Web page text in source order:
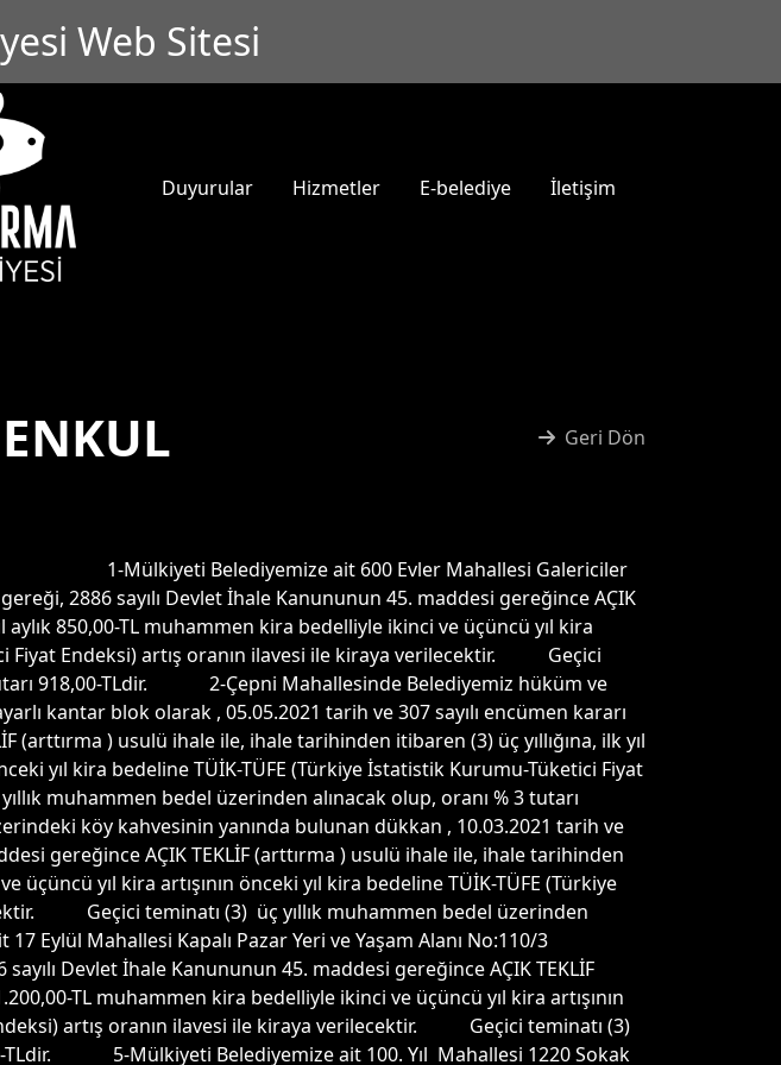
Web Sitesi
Duyurular Hizmetler E-belediye İletişim
Geri Dön
1-Mülkiyeti Belediyemize ait 600 Evler Mahallesi Galericiler
2886 sayılı Devlet İhale Kanununun 45. maddesi gereğince AÇIK
850,00-TL muhammen kira bedelliyle ikinci ve üçüncü yıl kira
Fiyat Endeksi) artış oranın ilavesi ile kiraya verilecektir. Geçici
918,00-TLdir. 2-Çepni Mahallesinde Belediyemiz hüküm ve
kantar blok olarak , 05.05.2021 tarih ve 307 sayılı encümen kararı
(arttırma ) usulü ihale ile, ihale tarihinden itibaren (3) üç yıllığına, ilk yıl
yıl kira bedeline TÜİK-TÜFE (Türkiye İstatistik Kurumu-Tüketici Fiyat
muhammen bedel üzerinden alınacak olup, oranı % 3 tutarı
köy kahvesinin yanında bulunan dükkan , 10.03.2021 tarih ve
gereğince AÇIK TEKLİF (arttırma ) usulü ihale ile, ihale tarihinden
üçüncü yıl kira artışının önceki yıl kira bedeline TÜİK-TÜFE (Türkiye
Geçici teminatı (3) üç yıllık muhammen bedel üzerinden
Mahallesi Kapalı Pazar Yeri ve Yaşam Alanı No:110/3
Devlet İhale Kanununun 45. maddesi gereğince AÇIK TEKLİF
TL muhammen kira bedelliyle ikinci ve üçüncü yıl kira artışının
artış oranın ilavesi ile kiraya verilecektir. Geçici teminatı (3)
TLdir. 5-Mülkiyeti Belediyemize ait 100. Yıl Mahallesi 1220 Sokak